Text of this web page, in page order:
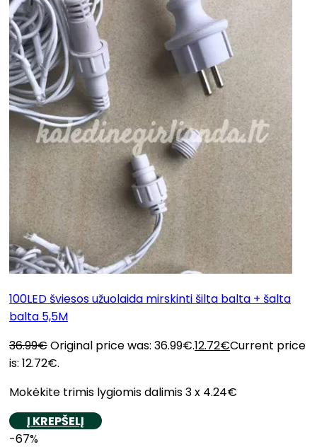
100LED šviesos užuolaida mirskinti šilta balta + šalta
balta 5,5M
36.99€Original price was: 36.99€.12.72€Current price
is: 12.72€.
Mokėkite trimis lygiomis dalimis 3 x 4.24€
Į KREPŠELĮ
-67%